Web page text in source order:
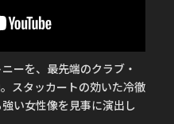
ーを、最先端のクラブ・
スタッカートの効いた冷徹
い女性像を見事に演出し